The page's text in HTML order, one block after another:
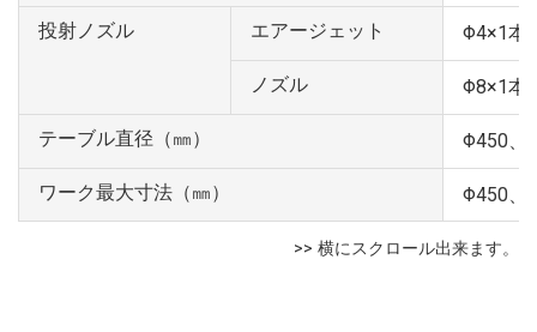
投射ノズル エアージェット Φ4×1本
ノズル Φ8×1本
テーブル直径（㎜） Φ450、
ワーク最大寸法（㎜） Φ450、